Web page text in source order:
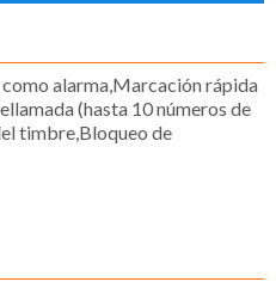
alarma,Marcación rápida
(hasta 10 números de
timbre,Bloqueo de